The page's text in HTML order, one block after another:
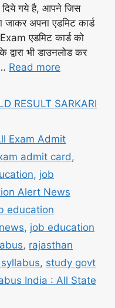
दिये गये है, आपने जिस
अपना एडमिट कार्ड
एडमिट कार्ड को
भी डाउनलोड कर
Read more
RESULT SARKARI
Exam Admit
admit card ,
, job
Alert News
education
, job education
, rajasthan
, study govt
India : All State